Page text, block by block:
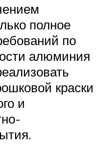
полное
по
алюминия
краски
и